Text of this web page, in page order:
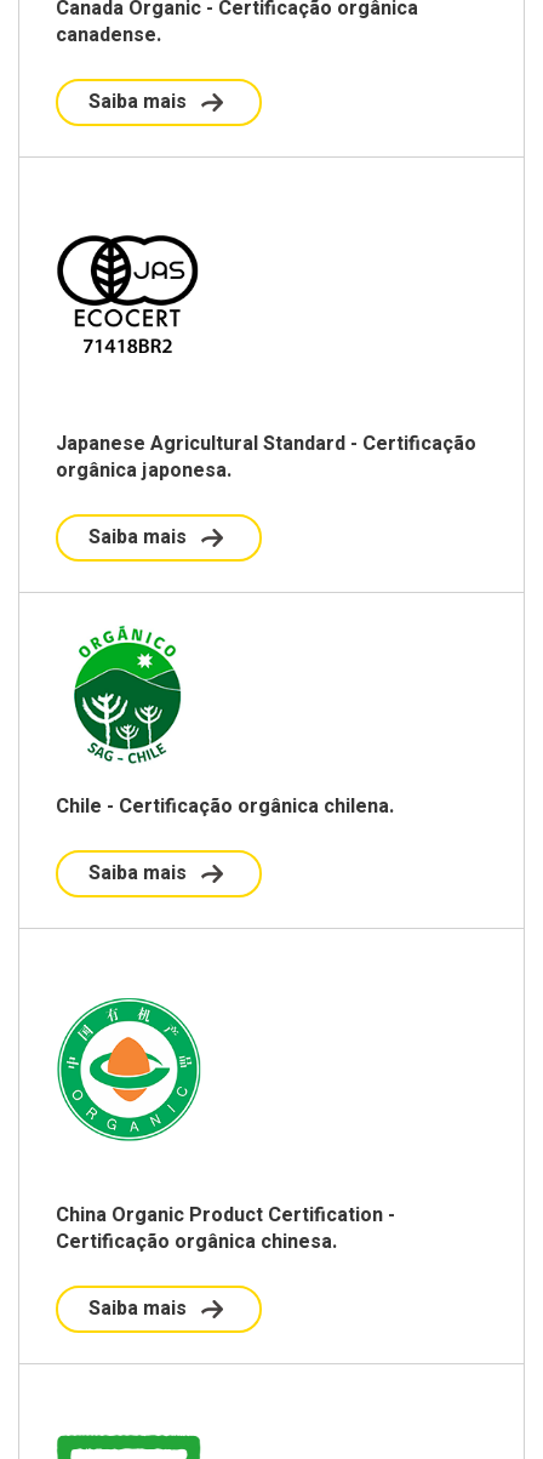
Canada Organic - Certificação orgânica
canadense.
Saiba mais
Japanese Agricultural Standard - Certificação
orgânica japonesa.
Saiba mais
Chile - Certificação orgânica chilena.
Saiba mais
China Organic Product Certification -
Certificação orgânica chinesa.
Saiba mais